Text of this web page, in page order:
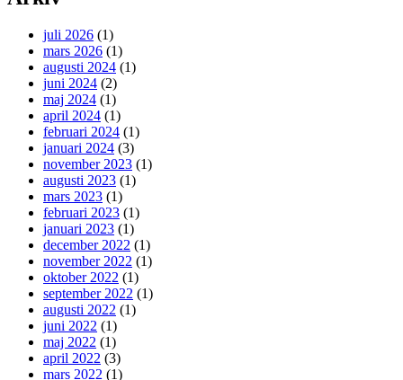
juli 2026 (1)
mars 2026 (1)
augusti 2024 (1)
juni 2024 (2)
maj 2024 (1)
april 2024 (1)
februari 2024 (1)
januari 2024 (3)
november 2023 (1)
augusti 2023 (1)
mars 2023 (1)
februari 2023 (1)
januari 2023 (1)
december 2022 (1)
november 2022 (1)
oktober 2022 (1)
september 2022 (1)
augusti 2022 (1)
juni 2022 (1)
maj 2022 (1)
april 2022 (3)
mars 2022 (1)